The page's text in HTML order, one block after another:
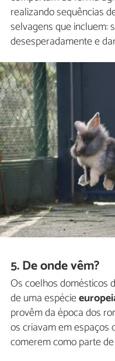
realizando sequências
selvagens que incluem:
desesperadamente e
5. De onde vêm?
Os coelhos domésticos
de uma espécie
provêm da época dos
os criavam em espaços
comerem como parte